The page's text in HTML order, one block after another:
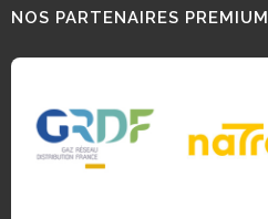
NOS PARTENAIRES PREMIUM